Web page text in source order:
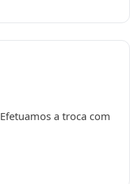
a troca com